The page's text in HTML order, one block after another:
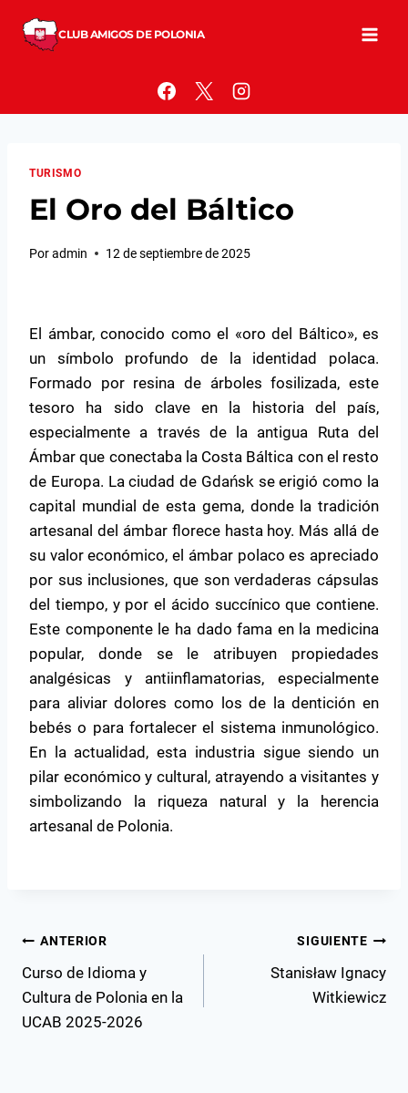
CLUB AMIGOS DE POLONIA
TURISMO
El Oro del Báltico
Poradmin 12 de septiembre de 2025
El ámbar, conocido como el «oro del Báltico», es
un símbolo profundo de la identidad polaca.
Formado por resina de árboles fosilizada, este
tesoro ha sido clave en la historia del país,
especialmente a través de la antigua Ruta del
Ámbar que conectaba la Costa Báltica con el resto
de Europa. La ciudad de Gdańsk se erigió como la
capital mundial de esta gema, donde la tradición
artesanal del ámbar florece hasta hoy. Más allá de
su valor económico, el ámbar polaco es apreciado
por sus inclusiones, que son verdaderas cápsulas
del tiempo, y por el ácido succínico que contiene.
Este componente le ha dado fama en la medicina
popular, donde se le atribuyen propiedades
analgésicas y antiinflamatorias, especialmente
para aliviar dolores como los de la dentición en
bebés o para fortalecer el sistema inmunológico.
En la actualidad, esta industria sigue siendo un
pilar económico y cultural, atrayendo a visitantes y
simbolizando la riqueza natural y la herencia
artesanal de Polonia.
Navegación
de
entradas
ANTERIOR
Curso de Idioma y
Cultura de Polonia en la
UCAB 2025-2026
SIGUIENTE
Stanisław Ignacy
Witkiewicz